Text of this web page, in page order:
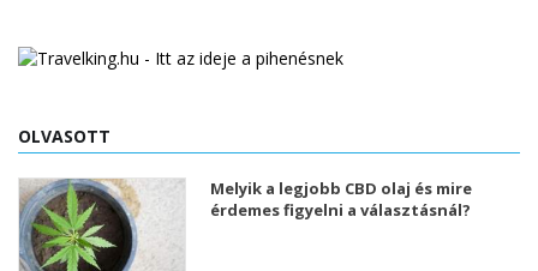
OLVASOTT
Melyik a legjobb CBD olaj és mire
érdemes figyelni a választásnál?